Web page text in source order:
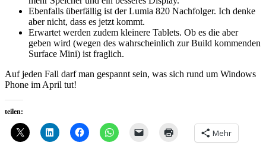
Ebenfalls überfällig ist der Lumia 820 Nachfolger. Ich denke
aber nicht, dass es jetzt kommt.
Erwartet werden zudem kleinere Tablets. Ob es die aber
geben wird (wegen des wahrscheinlich zur Build kommenden
Surface Mini) ist fraglich.
Auf jeden Fall darf man gespannt sein, was sich rund um Windows
Phone im April tut!
teilen:
Mehr